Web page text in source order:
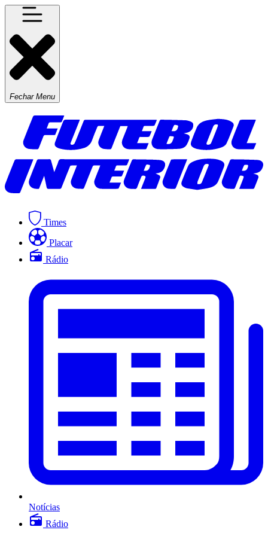
Fechar Menu
Times
Placar
Rádio
Notícias
Rádio